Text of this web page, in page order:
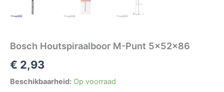
Bosch Houtspiraalboor M-Punt 5x52x86
€ 2,93
Beschikbaarheid: Op voorraad